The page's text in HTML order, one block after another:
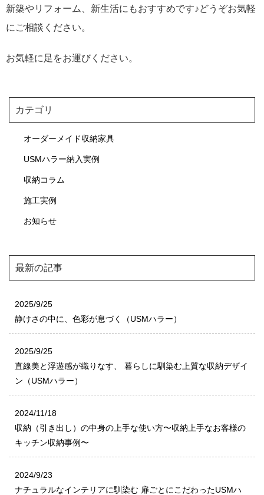
新築やリフォーム、新生活にもおすすめです♪どうぞお気軽
にご相談ください。
お気軽に足をお運びください。
カテゴリ
オーダーメイド収納家具
USMハラー納入実例
収納コラム
施工実例
お知らせ
最新の記事
2025/9/25
静けさの中に、色彩が息づく（USMハラー）
2025/9/25
直線美と浮遊感が織りなす、 暮らしに馴染む上質な収納デザイ
ン（USMハラー）
2024/11/18
収納（引き出し）の中身の上手な使い方〜収納上手なお客様の
キッチン収納事例〜
2024/9/23
ナチュラルなインテリアに馴染む 扉ごとにこだわったUSMハ